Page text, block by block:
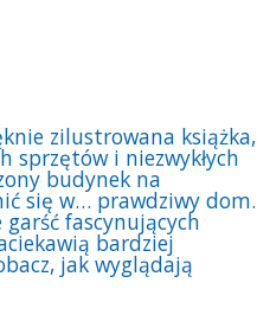
zilustrowana książka,
sprzętów i niezwykłych
budynek na
się w… prawdziwy dom.
fascynujących
bardziej
jak wyglądają